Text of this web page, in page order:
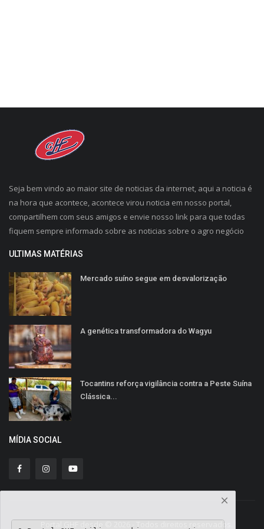
Seja bem vindo ao maior site de noticias da internet, aqui a noticia é
na hora que acontece, acontece virou noticia em nosso portal,
compartilhem com seus amigos e envie nosso link para que todas
fiquem sempre informado sobre as noticias sobre o agro negócio
ULTIMAS MATÉRIAS
Mercado suíno segue em desvalorização
A genética transformadora do Wagyu
Tocantins reforça vigilância contra a Peste Suína
Clássica...
MÍDIA SOCIAL
Portal GHF desde © 2026 - Todos direitos reservados.